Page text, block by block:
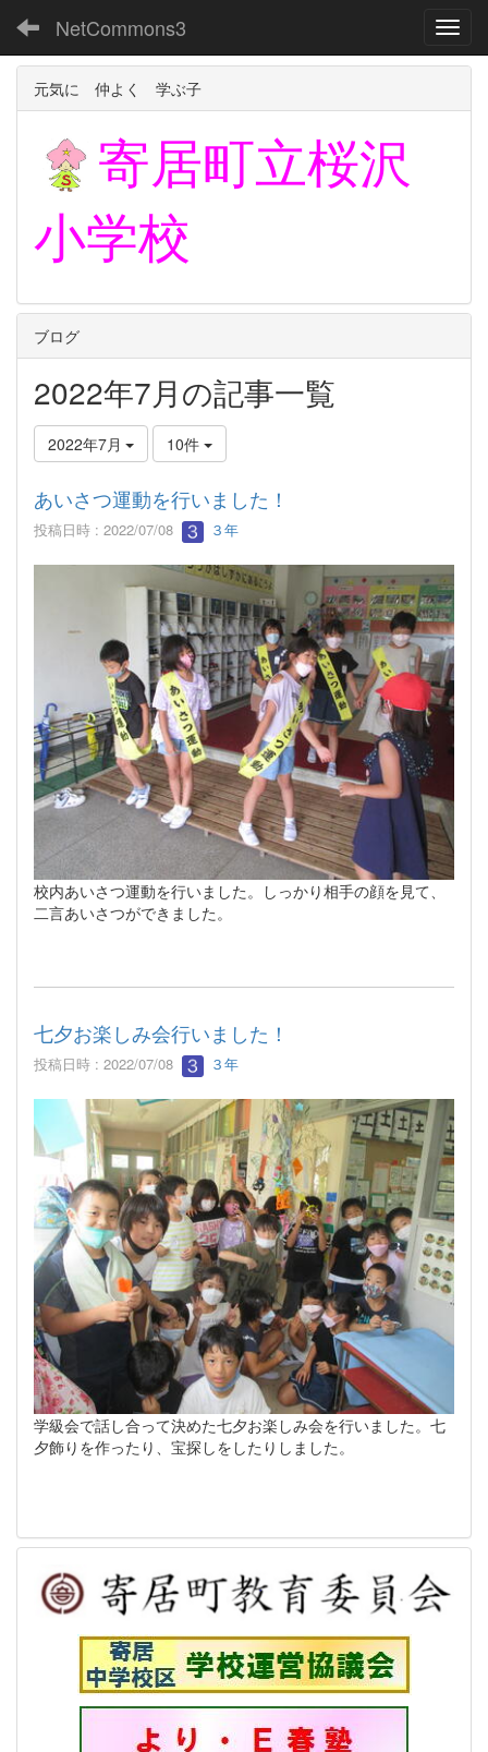
NetCommons3
元気に 仲よく 学ぶ子
寄居町立桜沢
小学校
ブログ
2022年7月の記事一覧
2022年7月 10件
あいさつ運動を行いました！
投稿日時 : 2022/07/08 ３年
校内あいさつ運動を行いました。しっかり相手の顔を見て、
二言あいさつができました。
七夕お楽しみ会行いました！
投稿日時 : 2022/07/08 ３年
学級会で話し合って決めた七夕お楽しみ会を行いました。七
夕飾りを作ったり、宝探しをしたりしました。